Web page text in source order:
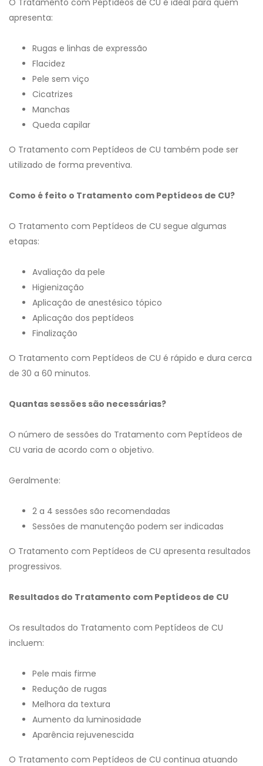
apresenta:
Rugas e linhas de expressão
Flacidez
Pele sem viço
Cicatrizes
Manchas
Queda capilar
O Tratamento com Peptídeos de CU também pode ser
utilizado de forma preventiva.
Como é feito o Tratamento com Peptídeos de CU?
O Tratamento com Peptídeos de CU segue algumas
etapas:
Avaliação da pele
Higienização
Aplicação de anestésico tópico
Aplicação dos peptídeos
Finalização
O Tratamento com Peptídeos de CU é rápido e dura cerca
de 30 a 60 minutos.
Quantas sessões são necessárias?
O número de sessões do Tratamento com Peptídeos de
CU varia de acordo com o objetivo.
Geralmente:
2 a 4 sessões são recomendadas
Sessões de manutenção podem ser indicadas
O Tratamento com Peptídeos de CU apresenta resultados
progressivos.
Resultados do Tratamento com Peptídeos de CU
Os resultados do Tratamento com Peptídeos de CU
incluem:
Pele mais firme
Redução de rugas
Melhora da textura
Aumento da luminosidade
Aparência rejuvenescida
O Tratamento com Peptídeos de CU continua atuando